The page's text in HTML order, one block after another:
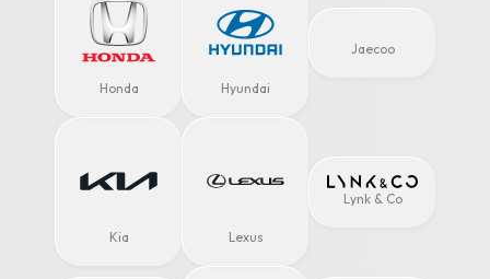
Honda Hyundai
Jaecoo
Kia Lexus
Lynk & Co